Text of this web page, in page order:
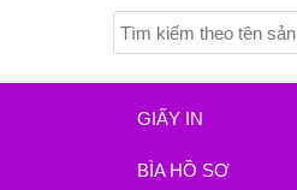
GIẤY IN
BÌA HỒ SƠ